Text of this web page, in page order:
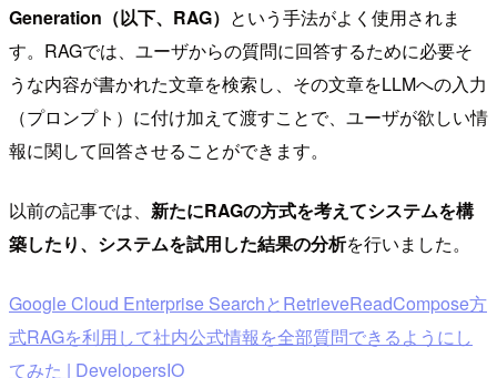
Generation（以下、RAG） という手法がよく使用されま
す。RAGでは、ユーザからの質問に回答するために必要そ
うな内容が書かれた文章を検索し、その文章をLLMへの入力
（プロンプト）に付け加えて渡すことで、ユーザが欲しい情
報に関して回答させることができます。
以前の記事では、 新たにRAGの方式を考えてシステムを構
築したり、システムを試用した結果の分析を行いました。
Google Cloud Enterprise SearchとRetrieveReadCompose方
式RAGを利用して社内公式情報を全部質問できるようにし
てみた | DevelopersIO